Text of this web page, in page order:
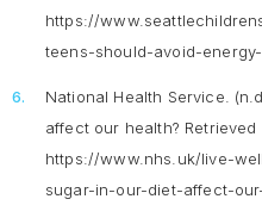
https://
teens-should-avoid-
National Health Service.
affect our health?
https://www.nhs.uk/live-
sugar-in-our-diet-affect-